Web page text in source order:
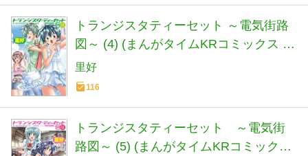
トランジスタティーセット ～電気街路
図～ (4) (まんがタイムKRコミックス フ
ォワードシリーズ)
里好
116
トランジスタティーセット ～電気街
路図～ (5) (まんがタイムKRコミックス